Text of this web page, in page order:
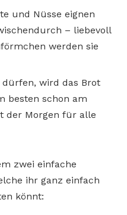
und Nüsse eignen
– liebevoll
werden sie
wird das Brot
besten schon am
der Morgen für alle
zwei einfache
ihr ganz einfach
könnt: